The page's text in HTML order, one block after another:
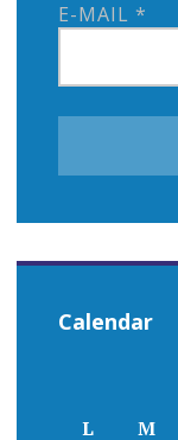
E-MAIL *
Calendar
L
M